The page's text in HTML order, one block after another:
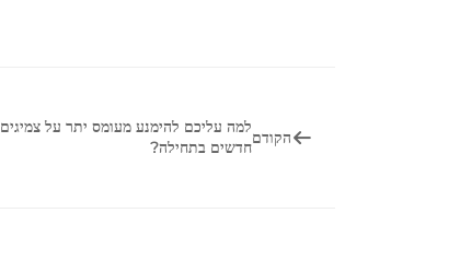
הקודם
למה עליכם להימנע מעומס יתר על צמיגים
חדשים בתחילה?